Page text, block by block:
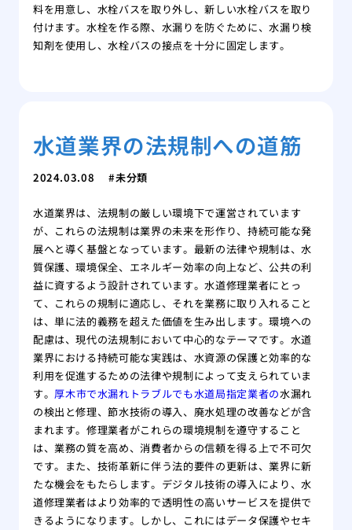
料を用意し、水栓バスを取り外し、新しい水栓バスを取り
付けます。水栓を作る際、水漏りを防ぐために、水漏り検
知剤を使用し、水栓バスの接点を十分に固定します。
水道業界の法規制への道筋
2024.03.08 未分類
水道業界は、法規制の厳しい環境下で運営されています
が、これらの法規制は業界の未来を形作り、持続可能な発
展へと導く基盤となっています。最新の法律や規制は、水
質保護、環境保全、エネルギー効率の向上など、公共の利
益に資するよう設計されています。水道修理業者にとっ
て、これらの規制に適応し、それを業務に取り入れること
は、単に法的義務を超えた価値を生み出します。環境への
配慮は、現代の法規制において中心的なテーマです。水道
業界における持続可能な実践は、水資源の保護と効率的な
利用を促進するための法律や規制によって支えられていま
す。厚木市で水漏れトラブルでも水道局指定業者の水漏れ
の検出と修理、節水技術の導入、廃水処理の改善などが含
まれます。修理業者がこれらの環境規制を遵守すること
は、業務の質を高め、消費者からの信頼を得る上で不可欠
です。また、技術革新に伴う法的要件の更新は、業界に新
たな機会をもたらします。デジタル技術の導入により、水
道修理業者はより効率的で透明性の高いサービスを提供で
きるようになります。しかし、これにはデータ保護やセキ